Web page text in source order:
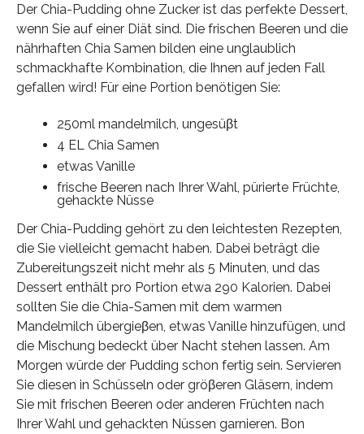
Der Chia-Pudding ohne Zucker ist das perfekte Dessert,
wenn Sie auf einer Diät sind. Die frischen Beeren und die
nährhaften Chia Samen bilden eine unglaublich
schmackhafte Kombination, die Ihnen auf jeden Fall
gefallen wird! Für eine Portion benötigen Sie:
250ml mandelmilch, ungesüβt
4 EL Chia Samen
etwas Vanille
frische Beeren nach Ihrer Wahl, pürierte Früchte,
gehackte Nüsse
Der Chia-Pudding gehört zu den leichtesten Rezepten,
die Sie vielleicht gemacht haben. Dabei beträgt die
Zubereitungszeit nicht mehr als 5 Minuten, und das
Dessert enthält pro Portion etwa 290 Kalorien. Dabei
sollten Sie die Chia-Samen mit dem warmen
Mandelmilch übergieβen, etwas Vanille hinzufügen, und
die Mischung bedeckt über Nacht stehen lassen. Am
Morgen würde der Pudding schon fertig sein. Servieren
Sie diesen in Schüsseln oder gröβeren Gläsern, indem
Sie mit frischen Beeren oder anderen Früchten nach
Ihrer Wahl und gehackten Nüssen garnieren. Bon